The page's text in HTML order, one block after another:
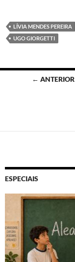
LÍVIA MENDES PEREIRA
UGO GIORGETTI
Navegação
← ANTERIOR
ESPECIAIS